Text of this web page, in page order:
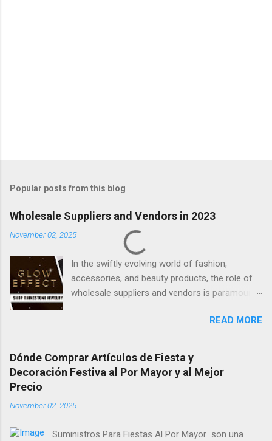
Popular posts from this blog
Wholesale Suppliers and Vendors in 2023
November 02, 2025
In the swiftly evolving world of fashion,
accessories, and beauty products, the role of
wholesale suppliers and vendors is paramount
retailers and businesses. Be it charming gift
bags, dazzling jewelry, chic clothing, or
essential cosmetics, the wholesale market
maintains its robustness in 2023. This article
delves into the universe of wholesale fashion,
underscoring the importance of dependable
as FashionTIY, WeITuDisplay, and Wholesale05.
READ MORE
Dónde Comprar Artículos de Fiesta y
Decoración Festiva al Por Mayor y al Mejor
Precio
November 02, 2025
Suministros Para Fiestas Al Por Mayor son una